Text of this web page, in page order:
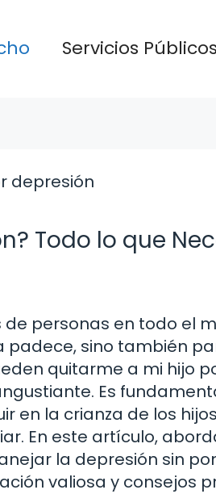
Servicios Públicos
Todo lo que
personas en todo el
padece, sino también
quitarme a mi hijo
Es
en la crianza de los
En este artículo,
la depresión sin
valiosa y consejos